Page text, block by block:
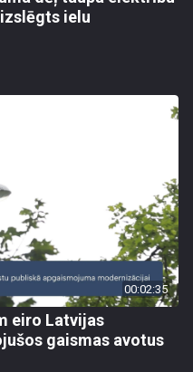
ielu
00:02:35
eiro Latvijas
gaismas avotus